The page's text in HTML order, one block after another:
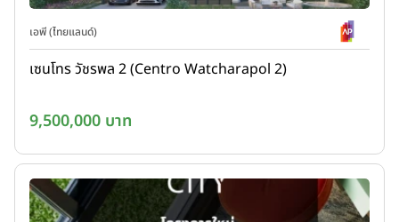
เอพี (ไทยแลนด์)
เซนโทร วัชรพล 2 (Centro Watcharapol 2)
9,500,000 บาท